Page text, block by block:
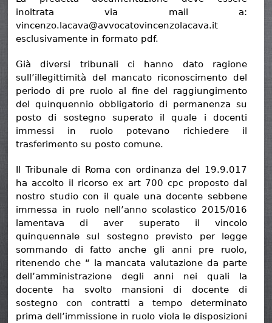
inoltrata via mail a:
vincenzo.lacava@avvocatovincenzolacava.it
esclusivamente in formato pdf.
Già diversi tribunali ci hanno dato ragione
sull’illegittimità del mancato riconoscimento del
periodo di pre ruolo al fine del raggiungimento
del quinquennio obbligatorio di permanenza su
posto di sostegno superato il quale i docenti
immessi in ruolo potevano richiedere il
trasferimento su posto comune.
Il Tribunale di Roma con ordinanza del 19.9.017
ha accolto il ricorso ex art 700 cpc proposto dal
nostro studio con il quale una docente sebbene
immessa in ruolo nell’anno scolastico 2015/016
lamentava di aver superato il vincolo
quinquennale sul sostegno previsto per legge
sommando di fatto anche gli anni pre ruolo,
ritenendo che “ la mancata valutazione da parte
dell’amministrazione degli anni nei quali la
docente ha svolto mansioni di docente di
sostegno con contratti a tempo determinato
prima dell’immissione in ruolo viola le disposizioni